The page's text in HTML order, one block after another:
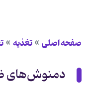
صفحه اصلی تغذیه
دمنوش‌های